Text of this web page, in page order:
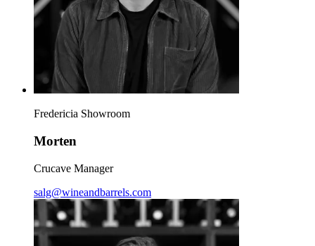
Fredericia Showroom
Morten
Crucave Manager
salg@wineandbarrels.com